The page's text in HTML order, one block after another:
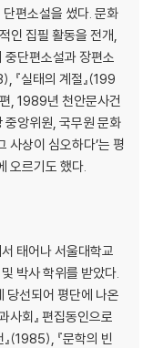
단편소설을 썼다. 문화
인 집필 활동을 전개,
중단편소설과 장편소
『실태의 계절』(199
, 1989년 천안문사건
중앙위원, 국무원 문화
사상이 심오하다’는 평
오르기도 했다.
태어나 서울대학교
박사 학위를 받았다.
당선되어 평단에 나온
사회』 편집동인으로
(1985), 『문학의 빈